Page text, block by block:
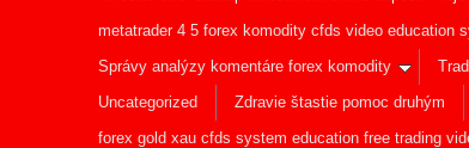
metatrader 4 5 forex komodity cfds video education
Správy analýzy komentáre forex komodity
Uncategorized
Zdravie štastie pomoc druhým
forex gold xau cfds system education free trading